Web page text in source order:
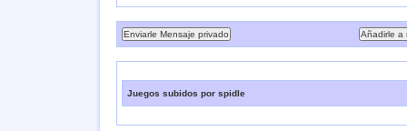
Juegos subidos por spidle